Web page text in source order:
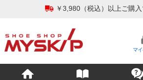
￥3,980（税込）以上ご購
マ